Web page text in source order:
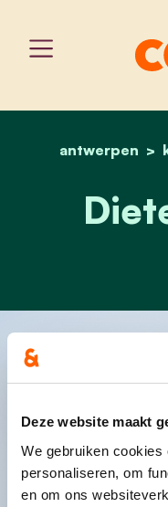
Deze website maakt
We gebruiken
personaliseren, om
en om ons
antwerpen